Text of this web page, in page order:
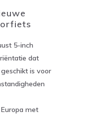
5-inch
dat
is voor
met